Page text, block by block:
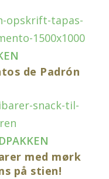
de Padrón
med mørk
på stien!